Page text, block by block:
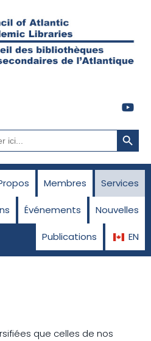
Search Button
Membres Services
Événements Nouvelles
Publications EN
que celles de nos